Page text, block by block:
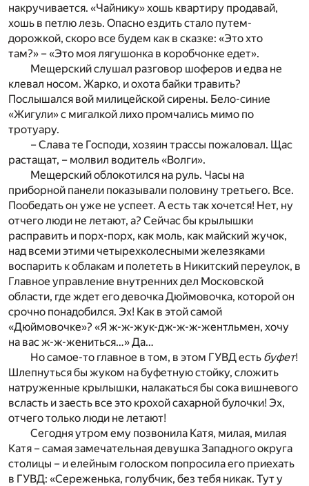
накручивается. «Чайнику» хошь квартиру продавай,
хошь в петлю лезь. Опасно ездить стало путем-
дорожкой, скоро все будем как в сказке: «Это хто
там?» – «Это моя лягушонка в коробчонке едет».
Мещерский слушал разговор шоферов и едва не
клевал носом. Жарко, и охота байки травить?
Послышался вой милицейской сирены. Бело-синие
«Жигули» с мигалкой лихо промчались мимо по
тротуару.
– Слава те Господи, хозяин трассы пожаловал. Щас
растащат, – молвил водитель «Волги».
Мещерский облокотился на руль. Часы на
приборной панели показывали половину третьего. Все.
Пообедать он уже не успеет. А есть так хочется! Нет, ну
отчего люди не летают, а? Сейчас бы крылышки
расправить и порх-порх, как моль, как майский жучок,
над всеми этими четырехколесными железяками
воспарить к облакам и полететь в Никитский переулок, в
Главное управление внутренних дел Московской
области, где ждет его девочка Дюймовочка, которой он
срочно понадобился. Эх! Как в этой самой
«Дюймовочке»? «Я ж-ж-жук-дж-ж-ж-жентльмен, хочу
на вас ж-ж-жениться…» Да…
Но самое-то главное в том, в этом ГУВД есть буфет!
Шлепнуться бы жуком на буфетную стойку, сложить
натруженные крылышки, налакаться бы сока вишневого
всласть и заесть все это крохой сахарной булочки! Эх,
отчего только люди не летают!
Сегодня утром ему позвонила Катя, милая, милая
Катя – самая замечательная девушка Западного округа
столицы – и елейным голоском попросила его приехать
в ГУВД: «Сереженька, голубчик, без тебя никак. Тут у